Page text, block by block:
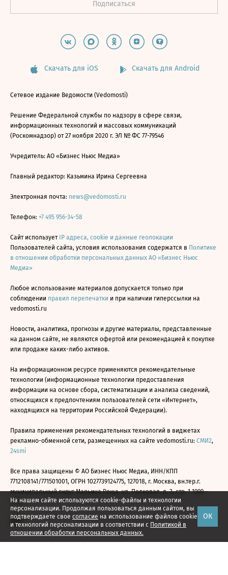
На нашем сайте используются cookie-файлы и технологии
персонализации. Продолжая пользоваться данным сайтом, вы
подтверждаете свое согласие на использование файлов cookie
и технологий персонализации в соответствии с Политикой в
отношении обработки персональных данных.
ОК
Скачать для iOS Скачать для Android
Сетевое издание Ведомости (Vedomosti)
Решение Федеральной службы по надзору в сфере связи,
информационных технологий и массовых коммуникаций
(Роскомнадзор) от 27 ноября 2020 г. ЭЛ № ФС 77-79546
Учредитель: АО «Бизнес Ньюс Медиа»
Главный редактор: Казьмина Ирина Сергеевна
Электронная почта: news@vedomosti.ru
Телефон: +7 495 956-34-58
Сайт использует IP адреса, cookie и данные геолокации
Пользователей сайта, условия использования содержатся в Политике
в отношении обработки персональных данных АО «Бизнес Ньюс
Медиа»
Любое использование материалов допускается только при
соблюдении правил перепечатки и при наличии гиперссылки на
vedomosti.ru
Новости, аналитика, прогнозы и другие материалы, представленные
на данном сайте, не являются офертой или рекомендацией к покупке
или продаже каких-либо активов.
На информационном ресурсе применяются рекомендательные
технологии (информационные технологии предоставления
информации на основе сбора, систематизации и анализа сведений,
относящихся к предпочтениям пользователей сети «Интернет»,
находящихся на территории Российской Федерации).
Правила применения рекомендательных технологий в виджетах
рекламно-обменной сети, размещенных на сайте vedomosti.ru: СМИ2,
24smi
Все права защищены © АО Бизнес Ньюс Медиа, ИНН/КПП
7712108141/771501001, ОГРН 1027739124775, 127018, г. Москва, вн.тер.г.
муниципальный округ Марьина Роща, ул. Полковая, д. 3, стр. 1 1999—
2026